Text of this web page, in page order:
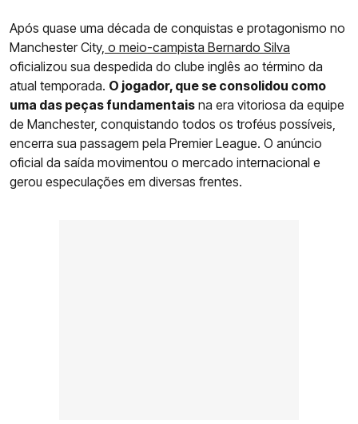
Após quase uma década de conquistas e protagonismo no
Manchester City, o meio-campista Bernardo Silva
oficializou sua despedida do clube inglês ao término da
atual temporada. O jogador, que se consolidou como
uma das peças fundamentais na era vitoriosa da equipe
de Manchester, conquistando todos os troféus possíveis,
encerra sua passagem pela Premier League. O anúncio
oficial da saída movimentou o mercado internacional e
gerou especulações em diversas frentes.